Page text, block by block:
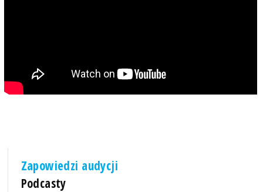
Zapowiedzi audycji
Podcasty